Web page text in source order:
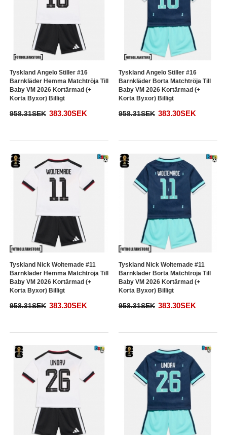
Tyskland Angelo Stiller #16
Barnkläder Hemma Matchtröja Till
Baby VM 2026 Kortärmad (+
Korta Byxor) Billigt
958.31SEK 383.30SEK
Tyskland Angelo Stiller #16
Barnkläder Borta Matchtröja Till
Baby VM 2026 Kortärmad (+
Korta Byxor) Billigt
958.31SEK 383.30SEK
Tyskland Nick Woltemade #11
Barnkläder Hemma Matchtröja Till
Baby VM 2026 Kortärmad (+
Korta Byxor) Billigt
958.31SEK 383.30SEK
Tyskland Nick Woltemade #11
Barnkläder Borta Matchtröja Till
Baby VM 2026 Kortärmad (+
Korta Byxor) Billigt
958.31SEK 383.30SEK